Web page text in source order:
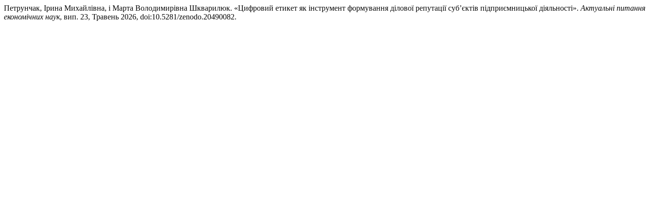
Петрунчак, Ірина Михайлівна, і Марта Володимирівна Шкварилюк. «Цифровий етикет як інструмент формування ділової репутації суб’єктів підприємницької діяльності». Актуальні питання
економічних наук, вип. 23, Травень 2026, doi:10.5281/zenodo.20490082.